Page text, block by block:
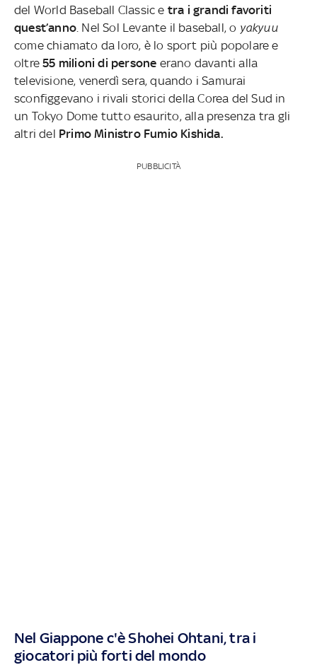
del World Baseball Classic e tra i grandi favoriti
quest’anno. Nel Sol Levante il baseball, o yakyuu
come chiamato da loro, è lo sport più popolare e
oltre55 milioni di persone erano davanti alla
televisione, venerdì sera, quando i Samurai
sconfiggevano i rivali storici della Corea del Sud in
un Tokyo Dome tutto esaurito, alla presenza tra gli
altri del Primo Ministro Fumio Kishida.
PUBBLICITÀ
Nel Giappone c'è Shohei Ohtani, tra i
giocatori più forti del mondo